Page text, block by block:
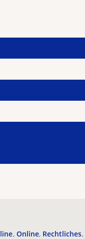
Online Rechtliches